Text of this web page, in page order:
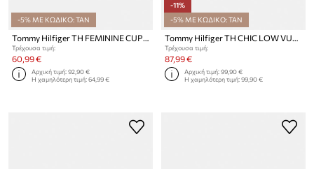
-5% ΜΕ ΚΩΔΙΚΟ: TAN
Tommy Hilfiger TH FEMININE CUPSOLE LEATHER πάνινα sneakers Γυναικεία
Τρέχουσα τιμή:
60,99 €
Αρχική τιμή:92,90 €
Η χαμηλότερη τιμή:64,99 €
-11%
-5% ΜΕ ΚΩΔΙΚΟ: TAN
Tommy Hilfiger TH CHIC LOW VULC πάνινα sneakers γυναικεία δερμάτινα
Τρέχουσα τιμή:
87,99 €
Αρχική τιμή:99,90 €
Η χαμηλότερη τιμή:99,90 €